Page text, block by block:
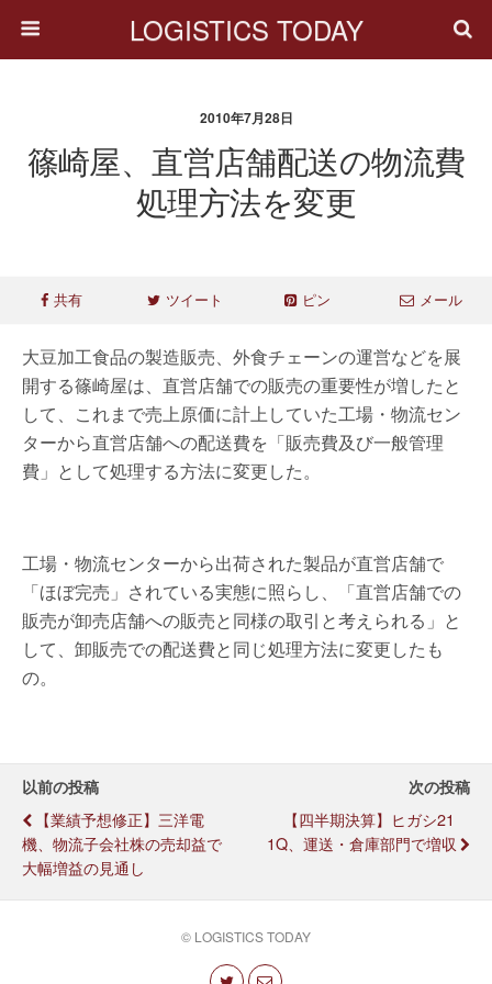
LOGISTICS TODAY
2010年7月28日
篠崎屋、直営店舗配送の物流費
処理方法を変更
共有 ツイート ピン メール
大豆加工食品の製造販売、外食チェーンの運営などを展
開する篠崎屋は、直営店舗での販売の重要性が増したと
して、これまで売上原価に計上していた工場・物流セン
ターから直営店舗への配送費を「販売費及び一般管理
費」として処理する方法に変更した。
工場・物流センターから出荷された製品が直営店舗で
「ほぼ完売」されている実態に照らし、「直営店舗での
販売が卸売店舗への販売と同様の取引と考えられる」と
して、卸販売での配送費と同じ処理方法に変更したも
の。
以前の投稿
【業績予想修正】三洋電
機、物流子会社株の売却益で
大幅増益の見通し
次の投稿
【四半期決算】ヒガシ21
1Q、運送・倉庫部門で増収
© LOGISTICS TODAY